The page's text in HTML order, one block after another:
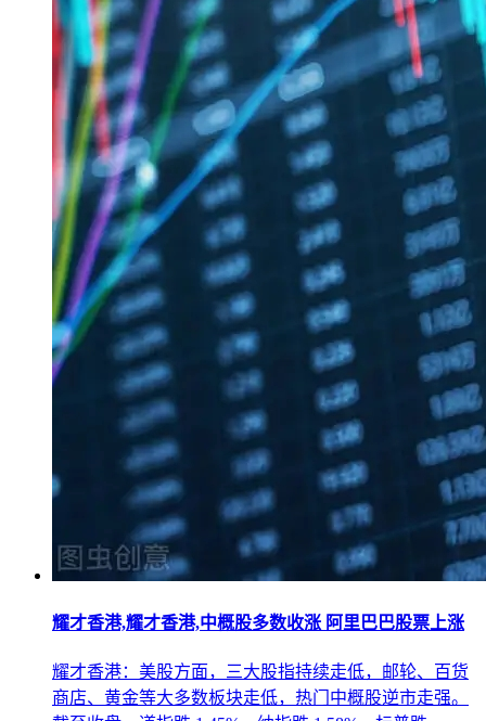
耀才香港,耀才香港,中概股多数收涨 阿里巴巴股票上涨
耀才香港：美股方面，三大股指持续走低，邮轮、百货
商店、黄金等大多数板块走低，热门中概股逆市走强。